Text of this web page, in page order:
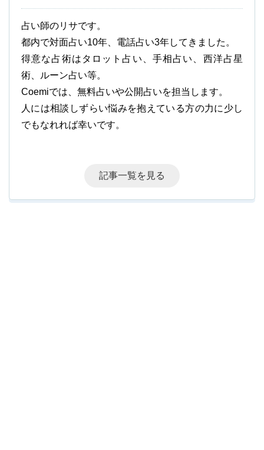
占い師のリサです。
都内で対面占い10年、電話占い3年してきました。
得意な占術はタロット占い、手相占い、西洋占星
術、ルーン占い等。
Coemiでは、無料占いや公開占いを担当します。
人には相談しずらい悩みを抱えている方の力に少し
でもなれれば幸いです。
記事一覧を見る